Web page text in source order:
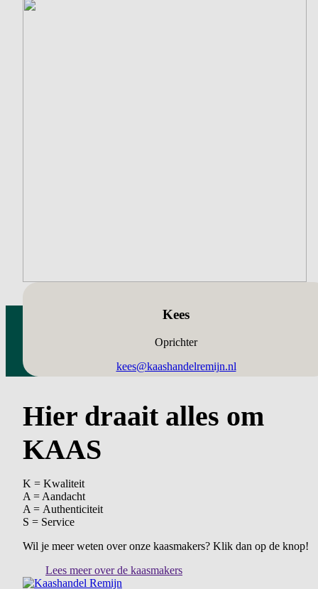
Kees
Oprichter
kees@kaashandelremijn.nl
Hier draait alles om
KAAS
K = Kwaliteit
A = Aandacht
A = Authenticiteit
S = Service
Wil je meer weten over onze kaasmakers? Klik dan op de knop!
Lees meer over de kaasmakers